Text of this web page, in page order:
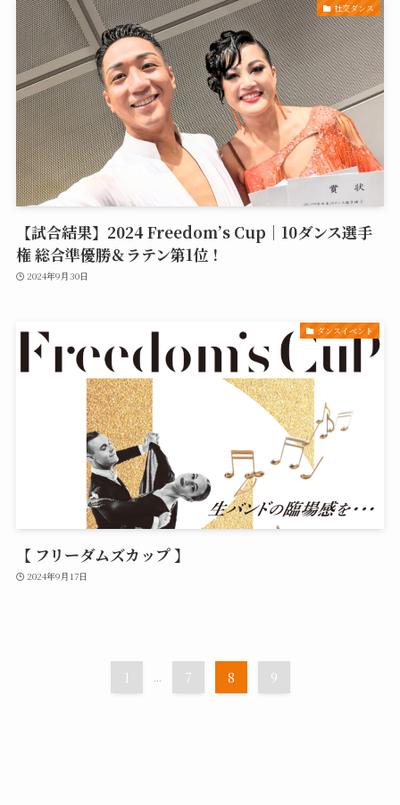
社交ダンス
【試合結果】2024 Freedom’s Cup｜10ダンス選手
権 総合準優勝＆ラテン第1位！
2024年9月30日
ダンスイベント
【 フリーダムズカップ 】
2024年9月17日
1 ... 7 8 9